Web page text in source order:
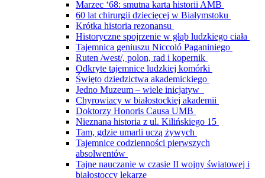
Marzec ‘68: smutna karta historii AMB
60 lat chirurgii dziecięcej w Białymstoku
Krótka historia rezonansu
Historyczne spojrzenie w głąb ludzkiego ciała
Tajemnica geniuszu Niccoló Paganiniego
Ruten /west/, polon, rad i kopernik
Odkryte tajemnice ludzkiej komórki
Święto dziedzictwa akademickiego
Jedno Muzeum – wiele inicjatyw
Chyrowiacy w białostockiej akademii
Doktorzy Honoris Causa UMB
Nieznana historia z ul. Kilińskiego 15
Tam, gdzie umarli uczą żywych
Tajemnice codzienności pierwszych
absolwentów
Tajne nauczanie w czasie II wojny światowej i
białostoccy lekarze